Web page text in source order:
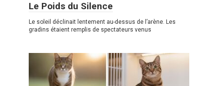
Le Poids du Silence
Le soleil déclinait lentement au-dessus de l’arène. Les
gradins étaient remplis de spectateurs venus